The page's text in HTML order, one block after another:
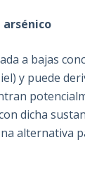
arsénico
a bajas
y puede
dicha
alternativa